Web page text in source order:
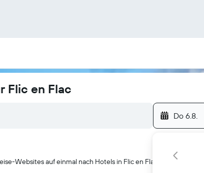
Flic en Flac
Do 6.8.
Websites auf einmal nach Hotels in Flic en Flac